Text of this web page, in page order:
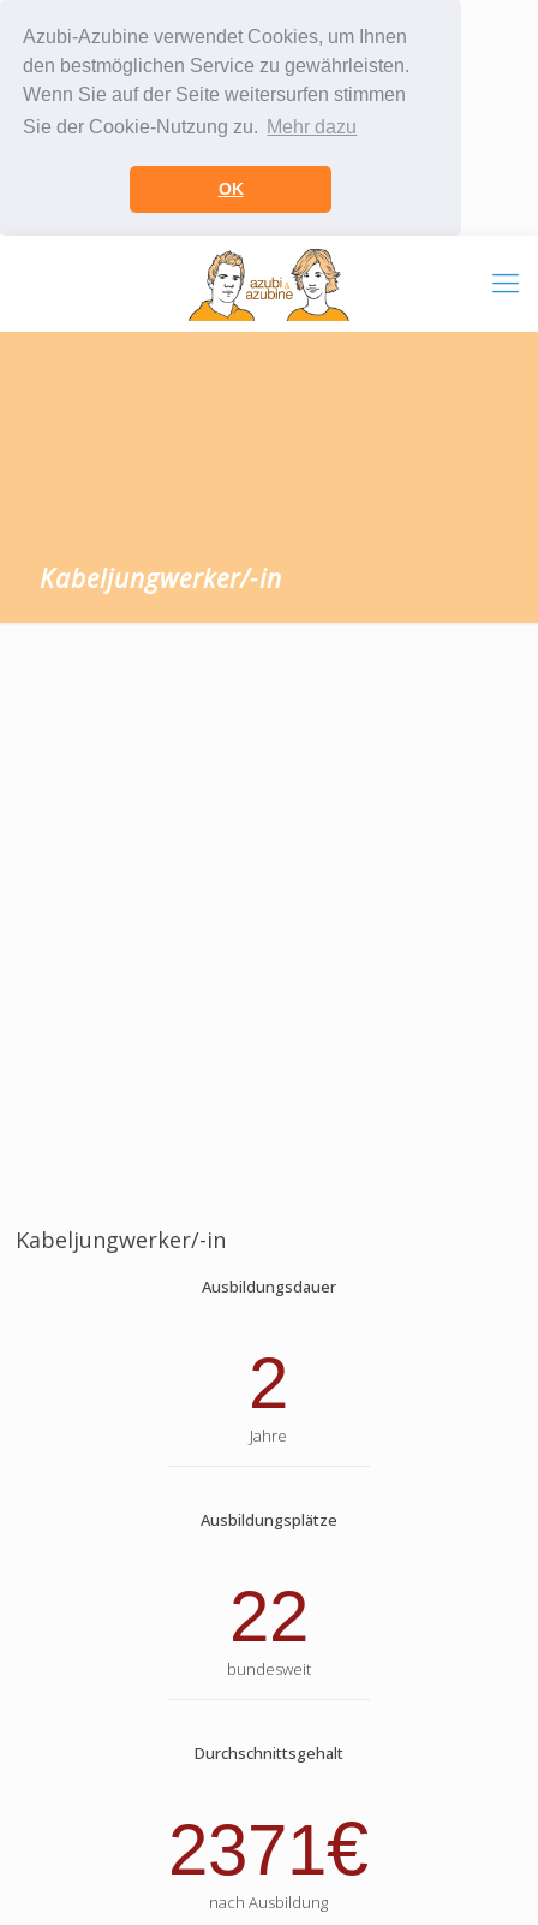
Azubi-Azubine verwendet Cookies, um Ihnen
den bestmöglichen Service zu gewährleisten.
Wenn Sie auf der Seite weitersurfen stimmen
Sie der Cookie-Nutzung zu. Mehr dazu
OK
Kabeljungwerker/-in
Kabeljungwerker/-in
Ausbildungsdauer
2
Jahre
Ausbildungsplätze
22
bundesweit
Durchschnittsgehalt
2371€
nach Ausbildung